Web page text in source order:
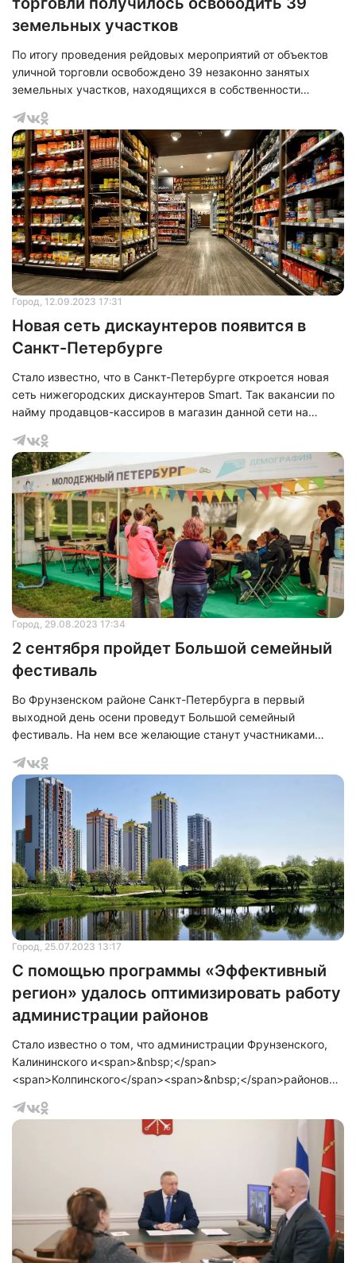
земельных участков
По итогу проведения рейдовых мероприятий от объектов
уличной торговли освобождено 39 незаконно занятых
земельных участков, находящихся в собственности
имуществом Санкт-Петербурга совместно с
подведомственным СПб ГКУ «Центр повышения
эффективности использования государственного
имущества». Так рейды проведены в Невском,
Фрунзенском, Калининском, Кировском, Выборгском и
Приморском районах.
Город, 12.09.2023 17:31
Новая сеть дискаунтеров появится в
Санкт-Петербурге
Стало известно, что в Санкт-Петербурге откроется новая
сеть нижегородских дискаунтеров Smart. Так вакансии по
найму продавцов-кассиров в магазин данной сети на
Город, 29.08.2023 17:34
2 сентября пройдет Большой семейный
фестиваль
Во Фрунзенском районе Санкт-Петербурга в первый
выходной день осени проведут Большой семейный
фестиваль. На нем все желающие станут участниками
Город, 25.07.2023 13:17
С помощью программы «Эффективный
регион» удалось оптимизировать работу
администрации районов
Стало известно о том, что администрации Фрунзенского,
Калининского и<span>&nbsp;</span>
<span>Колпинского</span><span>&nbsp;</span>районов
управлению в рамках программы «Эффективный регион».